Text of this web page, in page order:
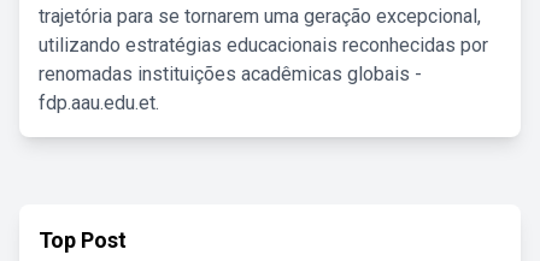
trajetória para se tornarem uma geração excepcional,
utilizando estratégias educacionais reconhecidas por
renomadas instituições acadêmicas globais -
fdp.aau.edu.et.
Top Post